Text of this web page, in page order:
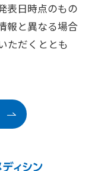
表日時点のもの
報と異なる場合
ただくととも